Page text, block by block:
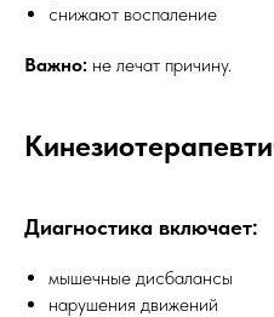
снижают воспаление
Важно: не лечат причину.
Диагностика включает:
мышечные дисбалансы
нарушения движений